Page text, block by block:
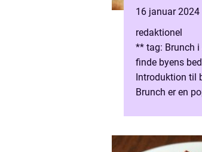
16 januar 2024
redaktionel
** tag: Brunch
finde byens
Introduktion til
Brunch er en